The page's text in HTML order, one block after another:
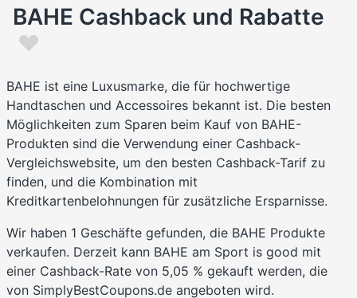
BAHE Cashback und Rabatte
BAHE ist eine Luxusmarke, die für hochwertige
Handtaschen und Accessoires bekannt ist. Die besten
Möglichkeiten zum Sparen beim Kauf von BAHE-
Produkten sind die Verwendung einer Cashback-
Vergleichswebsite, um den besten Cashback-Tarif zu
finden, und die Kombination mit
Kreditkartenbelohnungen für zusätzliche Ersparnisse.
Wir haben 1 Geschäfte gefunden, die BAHE Produkte
verkaufen. Derzeit kann BAHE am Sport is good mit
einer Cashback-Rate von 5,05 % gekauft werden, die
von SimplyBestCoupons.de angeboten wird.